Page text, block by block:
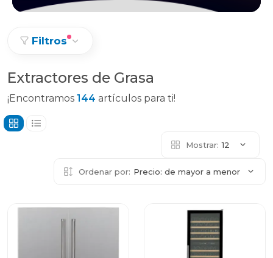
Filtros
Extractores de Grasa
¡Encontramos 144 artículos para ti!
Mostrar: 12
Ordenar por: Precio: de mayor a menor